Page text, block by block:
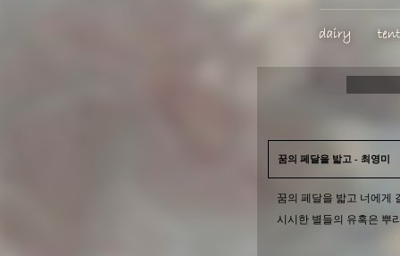
꿈의 페달을 밟고 - 최영미
꿈의 페달을 밟고 너에게
시시한 별들의 유혹은 뿌